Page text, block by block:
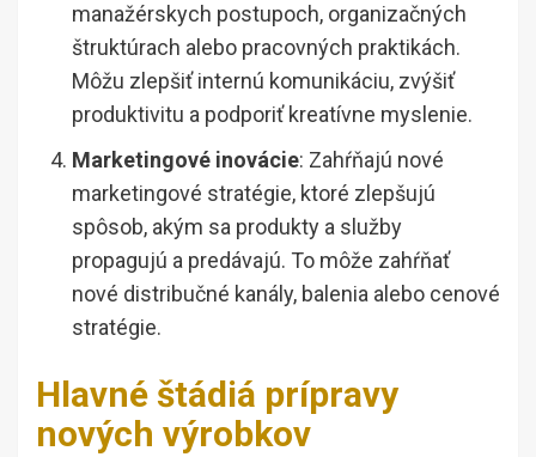
manažérskych postupoch, organizačných
štruktúrach alebo pracovných praktikách.
Môžu zlepšiť internú komunikáciu, zvýšiť
produktivitu a podporiť kreatívne myslenie.
Marketingové inovácie: Zahŕňajú nové
marketingové stratégie, ktoré zlepšujú
spôsob, akým sa produkty a služby
propagujú a predávajú. To môže zahŕňať
nové distribučné kanály, balenia alebo cenové
stratégie.
Hlavné štádiá prípravy
nových výrobkov